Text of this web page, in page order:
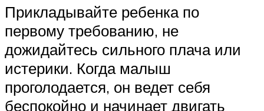
Прикладывайте ребенка по
первому требованию, не
дожидайтесь сильного плача или
истерики. Когда малыш
проголодается, он ведет себя
беспокойно и начинает двигать